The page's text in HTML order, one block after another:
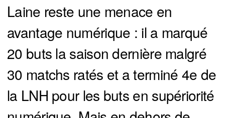
Laine reste une menace en
avantage numérique : il a marqué
20 buts la saison dernière malgré
30 matchs ratés et a terminé 4e de
la LNH pour les buts en supériorité